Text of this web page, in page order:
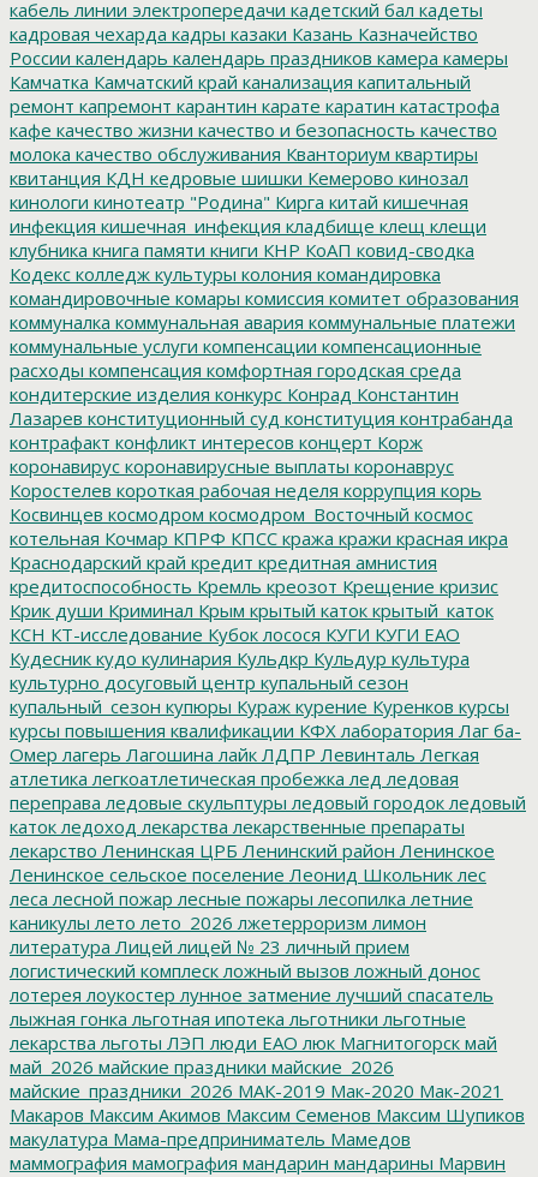
кабель линии электропередачи кадетский бал кадеты
кадровая чехарда кадры казаки Казань Казначейство
России календарь календарь праздников камера камеры
Камчатка Камчатский край канализация капитальный
ремонт капремонт карантин карате каратин катастрофа
кафе качество жизни качество и безопасность качество
молока качество обслуживания Кванториум квартиры
квитанция КДН кедровые шишки Кемерово кинозал
кинологи кинотеатр "Родина" Кирга китай кишечная
инфекция кишечная_инфекция кладбище клещ клещи
клубника книга памяти книги КНР КоАП ковид-сводка
Кодекс колледж культуры колония командировка
командировочные комары комиссия комитет образования
коммуналка коммунальная авария коммунальные платежи
коммунальные услуги компенсации компенсационные
расходы компенсация комфортная городская среда
кондитерские изделия конкурс Конрад Константин
Лазарев конституционный суд конституция контрабанда
контрафакт конфликт интересов концерт Корж
коронавирус коронавирусные выплаты коронаврус
Коростелев короткая рабочая неделя коррупция корь
Косвинцев космодром космодром_Восточный космос
котельная Кочмар КПРФ КПСС кража кражи красная икра
Краснодарский край кредит кредитная амнистия
кредитоспособность Кремль креозот Крещение кризис
Крик души Криминал Крым крытый каток крытый_каток
КСН КТ-исследование Кубок лосося КУГИ КУГИ ЕАО
Кудесник кудо кулинария Кульдкр Кульдур культура
культурно досуговый центр купальный сезон
купальный_сезон купюры Кураж курение Куренков курсы
курсы повышения квалификации КФХ лаборатория Лаг ба-
Омер лагерь Лагошина лайк ЛДПР Левинталь Легкая
атлетика легкоатлетическая пробежка лед ледовая
переправа ледовые скульптуры ледовый городок ледовый
каток ледоход лекарства лекарственные препараты
лекарство Ленинская ЦРБ Ленинский район Ленинское
Ленинское сельское поселение Леонид Школьник лес
леса лесной пожар лесные пожары лесопилка летние
каникулы лето лето_2026 лжетерроризм лимон
литература Лицей лицей № 23 личный прием
логистический комплеск ложный вызов ложный донос
лотерея лоукостер лунное затмение лучший спасатель
лыжная гонка льготная ипотека льготники льготные
лекарства льготы ЛЭП люди ЕАО люк Магнитогорск май
май_2026 майские праздники майские_2026
майские_праздники_2026 МАК-2019 Мак-2020 Мак-2021
Макаров Максим Акимов Максим Семенов Максим Шупиков
макулатура Мама-предприниматель Мамедов
маммография мамография мандарин мандарины Марвин